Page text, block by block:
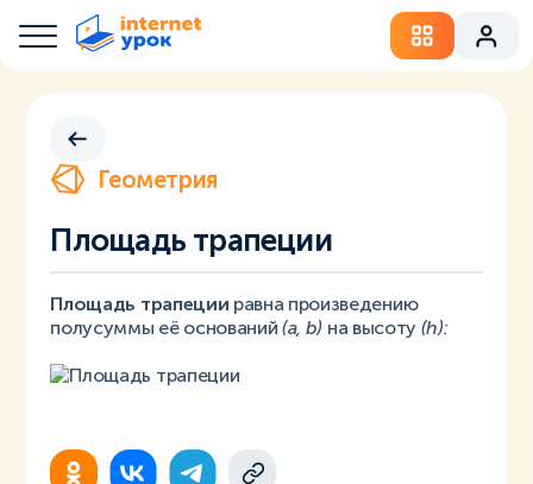
Геометрия
Площадь трапеции
Площадь трапеции равна произведению
полусуммы её оснований(a, b) на высоту (h):